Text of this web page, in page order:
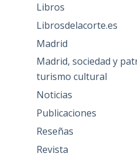
Libros
Librosdelacorte.es
Madrid
Madrid, sociedad y
turismo cultural
Noticias
Publicaciones
Reseñas
Revista